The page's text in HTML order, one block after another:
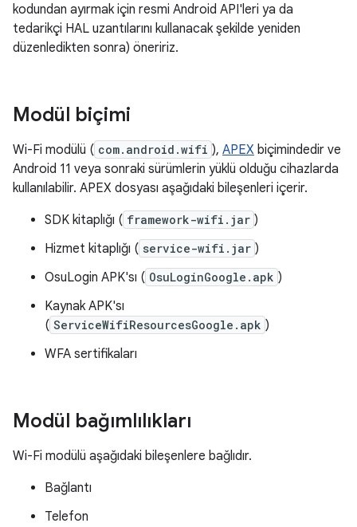
kodundan ayırmak için resmi Android API'leri ya da
tedarikçi HAL uzantılarını kullanacak şekilde yeniden
düzenledikten sonra) öneririz.
Modül biçimi
Wi-Fi modülü ( com.android.wifi ), APEX biçimindedir ve
Android 11 veya sonraki sürümlerin yüklü olduğu cihazlarda
kullanılabilir. APEX dosyası aşağıdaki bileşenleri içerir.
SDK kitaplığı ( framework-wifi.jar )
Hizmet kitaplığı ( service-wifi.jar )
OsuLogin APK'sı ( OsuLoginGoogle.apk )
Kaynak APK'sı
( ServiceWifiResourcesGoogle.apk )
WFA sertifikaları
Modül bağımlılıkları
Wi-Fi modülü aşağıdaki bileşenlere bağlıdır.
Bağlantı
Telefon